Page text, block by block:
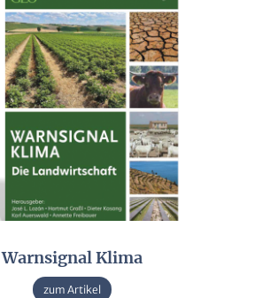
Warnsignal Klima
zum Artikel